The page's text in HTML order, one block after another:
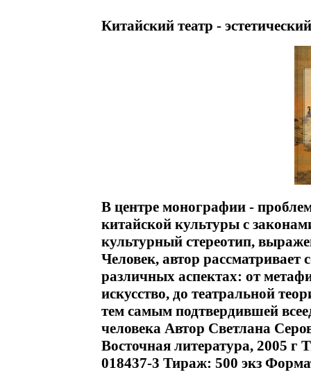
Китайский театр -
В центре монографии -
китайской культуры с
культурный стереотип,
Человек, автор рассматривает
различных аспектах: от
искусство, до театральной
тем самым подтвердившей
человека Автор Светлана
Восточная литература, 2005 г
018437-3 Тираж: 500 экз